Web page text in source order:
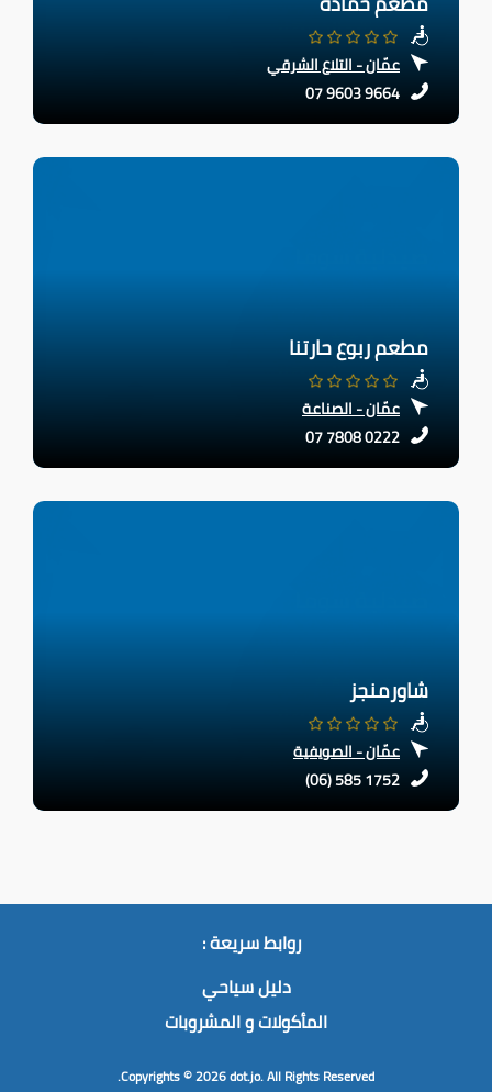
عمّان - التلاع الشرقي
07 9603 9664
مطعم ربوع حارتنا
عمّان - الصناعة
07 7808 0222
شاورمنجز
عمّان - الصويفية
(06) 585 1752
روابط سريعة :
دليل سياحي
المأكولات و المشروبات
Copyrights © 2026dot.jo.All Rights Reserved.